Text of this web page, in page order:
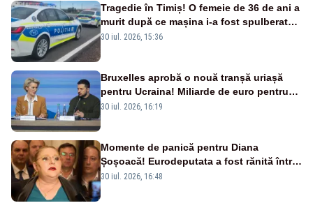
Tragedie în Timiș! O femeie de 36 de ani a
murit după ce mașina i-a fost spulberată
de tren
30 iul. 2026, 15:36
Bruxelles aprobă o nouă tranșă uriașă
pentru Ucraina! Miliarde de euro pentru
armament și apărare
30 iul. 2026, 16:19
Momente de panică pentru Diana
Șoșoacă! Eurodeputata a fost rănită într-
un accident rutier
30 iul. 2026, 16:48